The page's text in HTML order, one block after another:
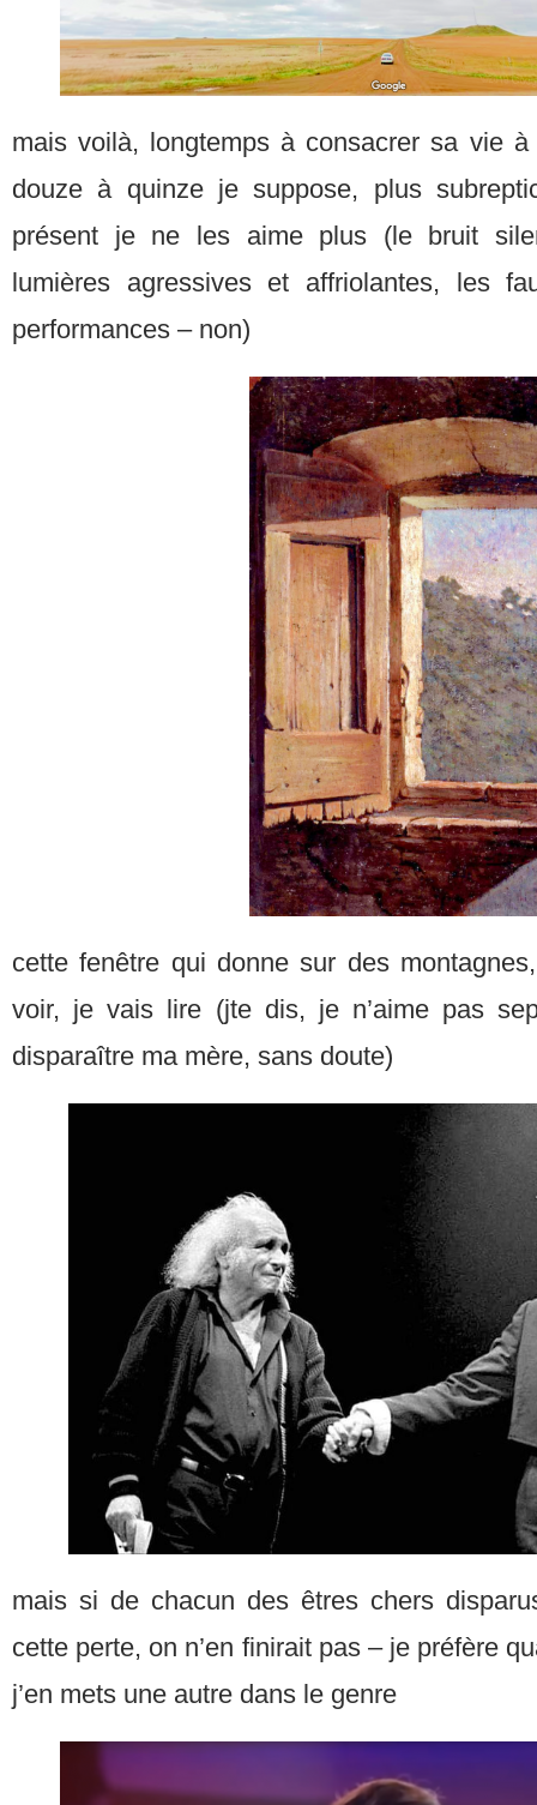
mais voilà, longtemps à consacrer sa vie à
douze à quinze je suppose, plus
présent je ne les aime plus (le bruit
lumières agressives et affriolantes, les
performances – non)
cette fenêtre qui donne sur des
voir, je vais lire (jte dis, je n’aime pas
disparaître ma mère, sans doute)
mais si de chacun des êtres chers
cette perte, on n’en finirait pas – je préfère
j’en mets une autre dans le genre